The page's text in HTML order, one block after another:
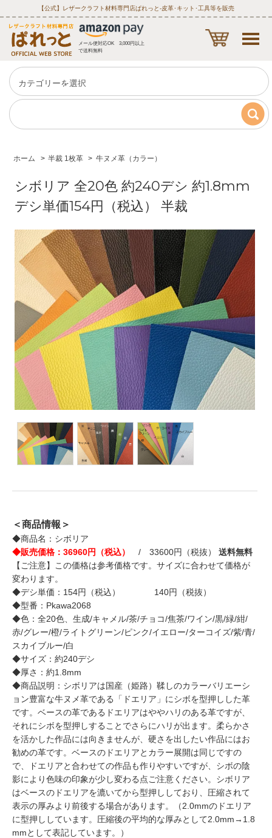
【公式】レザークラフト材料専門店ぱれっと‐皮革･キット･工具等を販売
メール便対応OK 3,000円以上
で送料無料
ホーム > 半裁 1枚革 > 牛ヌメ革（カラー）
シボリア 全20色 約240デシ 約1.8mm
デシ単価154円（税込） 半裁
＜商品情報＞
◆商品名：シボリア
◆販売価格：36960円（税込）
/ 33600円（税抜） 送料無料
【ご注意】この価格は参考価格です。サイズに合わせて価格が
変わります。
◆デシ単価：154円（税込） 140円（税抜）
◆型番：Pkawa2068
◆色：全20色、生成/キャメル/茶/チョコ/焦茶/ワイン/黒/緑/紺/
赤/グレー/橙/ライトグリーン/ピンク/イエロー/ターコイズ/紫/青/
スカイブルー/白
◆サイズ：約240デシ
◆厚さ：約1.8mm
◆商品説明：シボリアは国産（姫路）鞣しのカラーバリエーシ
ョン豊富な牛ヌメ革である「ドエリア」にシボを型押しした革
です。ベースの革であるドエリアはややハリのある革ですが、
それにシボを型押しすることでさらにハリが出ます。柔らかさ
を活かした作品には向きませんが、硬さを出したい作品にはお
勧めの革です。ベースのドエリアとカラー展開は同じですの
で、ドエリアと合わせての作品も作りやすいですが、シボの陰
影により色味の印象が少し変わる点ご注意ください。シボリア
はベースのドエリアを漉いてから型押ししており、圧縮されて
表示の厚みより前後する場合があります。（2.0mmのドエリア
に型押ししています。圧縮後の平均的な厚みとして2.0mm→1.8
mmとして表記しています。）